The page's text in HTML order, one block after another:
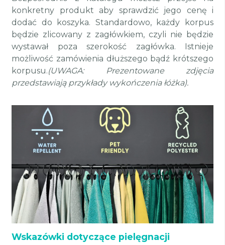
konkretny produkt aby sprawdzić jego cenę i
dodać do koszyka. Standardowo, każdy korpus
będzie zlicowany z zagłówkiem, czyli nie będzie
wystawał poza szerokość zagłówka.
Istnieje
możliwość zamówienia dłuższego bądź krótszego
korpusu.(UWAGA: Prezentowane zdjęcia
przedstawiają przykłady wykończenia łóżka).
Wskazówki dotyczące pielęgnacji